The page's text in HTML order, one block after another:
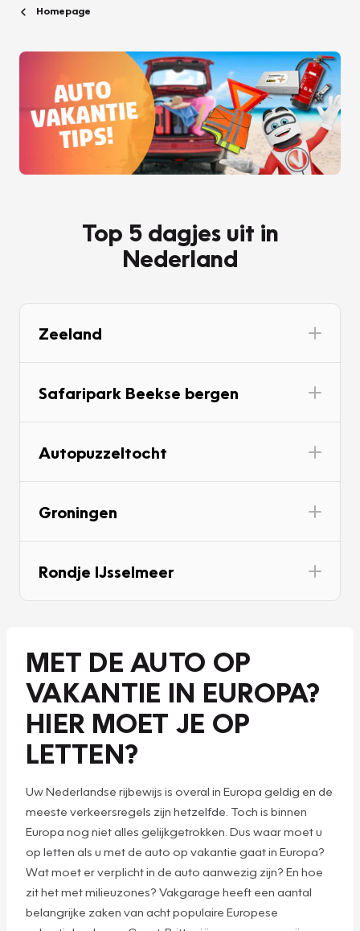
Homepage
Top 5 dagjes uit in
Nederland
Zeeland
Safaripark Beekse bergen
Autopuzzeltocht
Groningen
Rondje IJsselmeer
MET DE AUTO OP
VAKANTIE IN EUROPA?
HIER MOET JE OP
LETTEN?
Uw Nederlandse rijbewijs is overal in Europa geldig en de
meeste verkeersregels zijn hetzelfde. Toch is binnen
Europa nog niet alles gelijkgetrokken. Dus waar moet u
op letten als u met de auto op vakantie gaat in Europa?
Wat moet er verplicht in de auto aanwezig zijn? En hoe
zit het met milieuzones? Vakgarage heeft een aantal
belangrijke zaken van acht populaire Europese